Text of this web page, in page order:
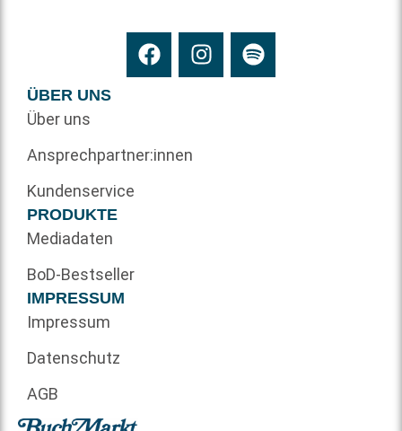
ÜBER UNS
Über uns
Ansprechpartner:innen
Kundenservice
PRODUKTE
Mediadaten
BoD-Bestseller
IMPRESSUM
Impressum
Datenschutz
AGB